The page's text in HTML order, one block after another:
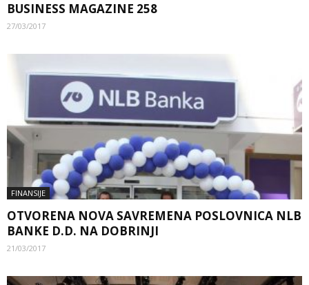
BUSINESS MAGAZINE 258
27/03/2017
FINANSIJE
OTVORENA NOVA SAVREMENA POSLOVNICA NLB
BANKE D.D. NA DOBRINJI
21/03/2017